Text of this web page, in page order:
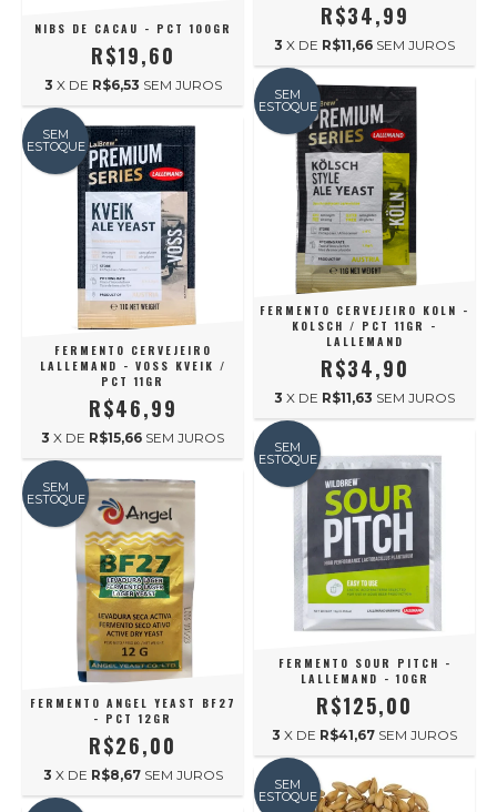
NIBS DE CACAU - PCT 100GR
R$19,60
3 X DE R$6,53 SEM JUROS
R$34,99
3 X DE R$11,66 SEM JUROS
SEM
ESTOQUE
FERMENTO CERVEJEIRO
LALLEMAND - VOSS KVEIK /
PCT 11GR
R$46,99
3 X DE R$15,66 SEM JUROS
SEM
ESTOQUE
FERMENTO CERVEJEIRO KOLN -
KOLSCH / PCT 11GR -
LALLEMAND
R$34,90
3 X DE R$11,63 SEM JUROS
SEM
ESTOQUE
FERMENTO ANGEL YEAST BF27
- PCT 12GR
R$26,00
3 X DE R$8,67 SEM JUROS
SEM
ESTOQUE
FERMENTO SOUR PITCH -
LALLEMAND - 10GR
R$125,00
3 X DE R$41,67 SEM JUROS
SEM
ESTOQUE